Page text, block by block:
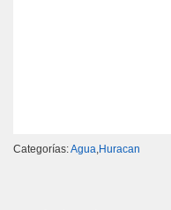
Categorías:Agua,Huracan